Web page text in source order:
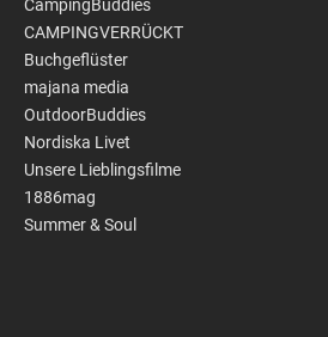
CampingBuddies
CAMPINGVERRÜCKT
Buchgeflüster
majana media
OutdoorBuddies
Nordiska Livet
Unsere Lieblingsfilme
1886mag
Summer & Soul